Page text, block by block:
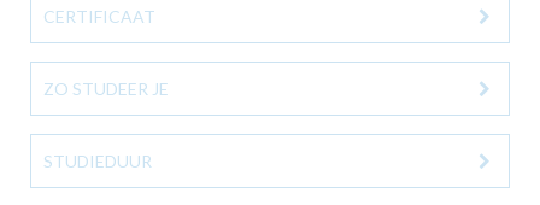
CERTIFICAAT
ZO STUDEER JE
STUDIEDUUR